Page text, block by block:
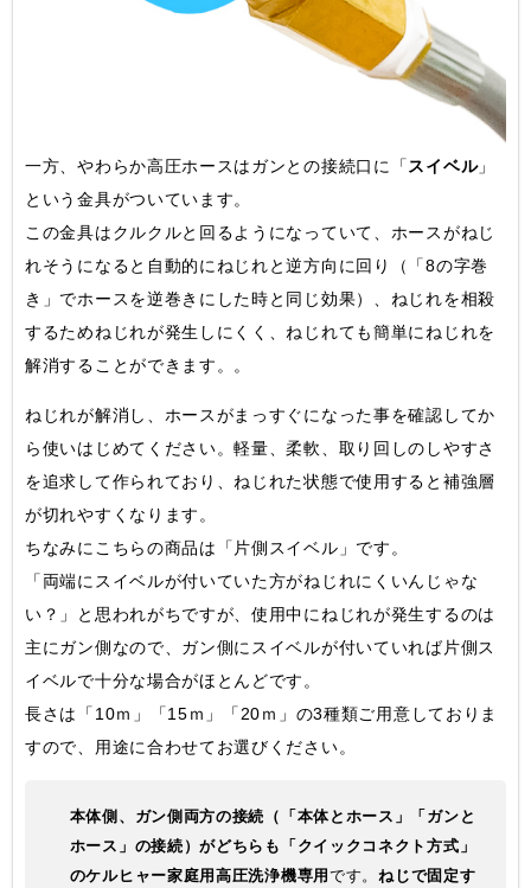
一方、やわらか高圧ホースはガンとの接続口に「スイベル」
という金具がついています。
この金具はクルクルと回るようになっていて、ホースがねじ
れそうになると自動的にねじれと逆方向に回り（「8の字巻
き」でホースを逆巻きにした時と同じ効果）、ねじれを相殺
するためねじれが発生しにくく、ねじれても簡単にねじれを
解消することができます。。
ねじれが解消し、ホースがまっすぐになった事を確認してか
ら使いはじめてください。軽量、柔軟、取り回しのしやすさ
を追求して作られており、ねじれた状態で使用すると補強層
が切れやすくなります。
ちなみにこちらの商品は「片側スイベル」です。
「両端にスイベルが付いていた方がねじれにくいんじゃな
い？」と思われがちですが、使用中にねじれが発生するのは
主にガン側なので、ガン側にスイベルが付いていれば片側ス
イベルで十分な場合がほとんどです。
長さは「10ｍ」「15ｍ」「20ｍ」の3種類ご用意しておりま
すので、用途に合わせてお選びください。
本体側、ガン側両方の接続（「本体とホース」「ガンと
ホース」の接続）がどちらも「クイックコネクト方式」
のケルヒャー家庭用高圧洗浄機専用 です。ねじで固定す